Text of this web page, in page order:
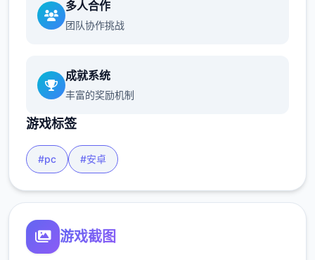
多人合作
团队协作挑战
成就系统
丰富的奖励机制
游戏标签
#pc #安卓
游戏截图